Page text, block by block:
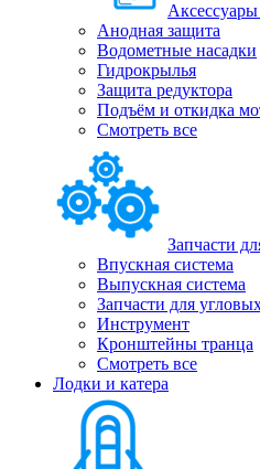
Анодная защита
Водометные насадки
Гидрокрылья
Защита редуктора
Подъём и откидка
Смотреть все
Запчасти
Впускная система
Выпускная система
Запчасти для
Инструмент
Кронштейны транца
Смотреть все
Лодки и катера